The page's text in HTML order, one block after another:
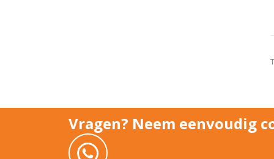
Vragen? Neem eenvoudig